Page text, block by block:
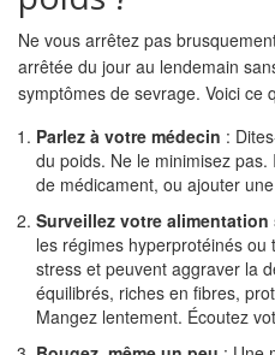
Ne vous arrêtez pas
arrêtée du jour au lendemain
symptômes de sevrage. Voici ce
Parlez à votre médecin :
du poids. Ne le minimisez
de médicament, ou ajouter
Surveillez votre alimentation
les régimes hyperprotéinés
stress et peuvent aggraver la
équilibrés, riches en fibres,
Mangez lentement. Écoutez